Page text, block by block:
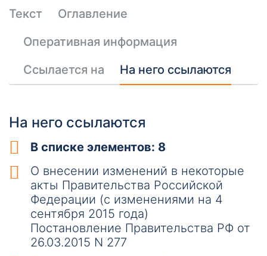
Текст
Оглавление
Оперативная информация
Ссылается на
На него ссылаются
На него ссылаются
В списке элементов: 8
О внесении изменений в некоторые
акты Правительства Российской
Федерации (с изменениями на 4
сентября 2015 года)
Постановление Правительства РФ от
26.03.2015 N 277